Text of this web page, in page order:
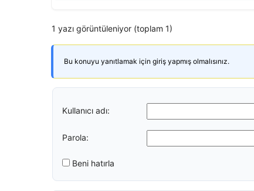
1 yazı görüntüleniyor (toplam 1)
Bu konuyu yanıtlamak için giriş yapmış olmalısınız.
Kullanıcı adı:
Parola:
Beni hatırla